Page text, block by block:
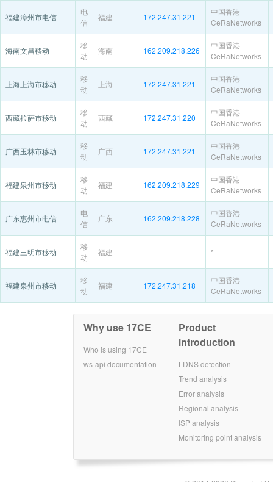
福建漳州市电信
电
信
福建 172.247.31.221
中国香港
CeRaNetworks
海南文昌移动
移
动
海南 162.209.218.226
中国香港
CeRaNetworks
上海上海市移动
移
动
上海 172.247.31.221
中国香港
CeRaNetworks
西藏拉萨市移动
移
动
西藏 172.247.31.220
中国香港
CeRaNetworks
广西玉林市移动
移
动
广西 172.247.31.221
中国香港
CeRaNetworks
福建泉州市移动
移
动
福建 162.209.218.229
中国香港
CeRaNetworks
广东惠州市电信
电
信
广东 162.209.218.228
中国香港
CeRaNetworks
福建三明市移动
移
动
福建 *
福建泉州市移动
移
动
福建 172.247.31.218
中国香港
CeRaNetworks
Why use 17CE
Who is using 17CE
ws-api documentation
Product
introduction
LDNS detection
Trend analysis
Error analysis
Regional analysis
ISP analysis
Monitoring point analysis